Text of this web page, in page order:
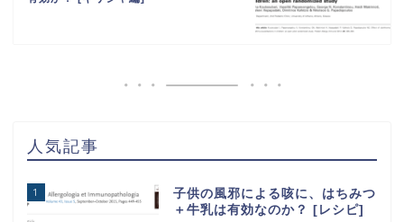
人気記事
1
子供の風邪による咳に、はちみつ
＋牛乳は有効なのか？ [レシピ]